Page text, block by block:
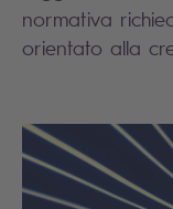
normativa
orientato alla